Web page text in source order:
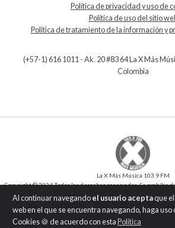
Al continuar navegando el usuario aceptaque el
web en el que se encuentra navegando, haga uso
Cookies 🍪 de acuerdo con esta Política
Política de privacidad y uso de
Política de uso del sitio
Política de tratamiento de la información y
(+57-1) 616 1011 - Ak. 20 #83 64 La X Más
Colombia
La X Más Música 103.9 FM
Copyright © 2024 Todos los derechos reservados. Se prohíbe
como su traducción a cualquier idioma sin la
Desarrollo y Diseño
SilverIT
Versión 1.0